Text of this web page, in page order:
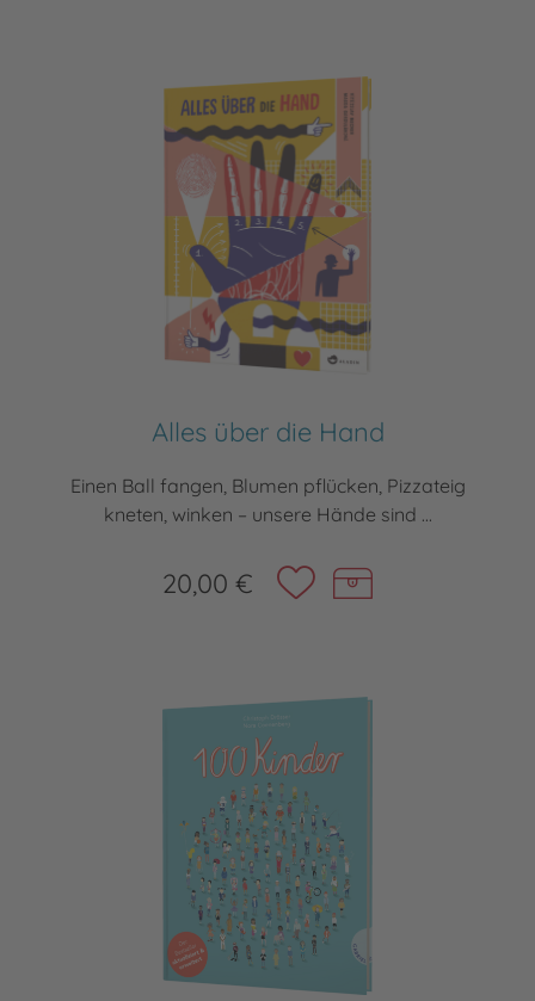
Alles über die Hand
Einen Ball fangen, Blumen pflücken, Pizzateig
kneten, winken – unsere Hände sind ...
20,00 €